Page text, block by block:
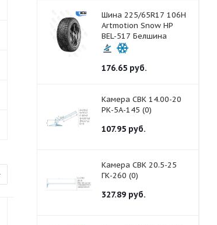
Шина 225/65R17 106H
Artmotion Snow HP
BEL-517 Белшина
176.65 руб.
Камера СВК 14.00-20
РК-5А-145 (0)
107.95 руб.
Камера СВК 20.5-25
ГК-260 (0)
327.89 руб.